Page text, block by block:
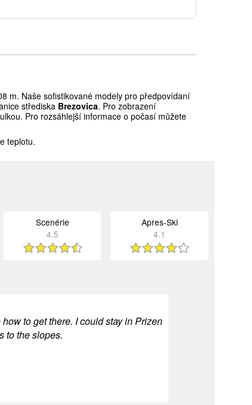
m. Naše sofistikované modely pro předpovídaní
střediska Brezovica. Pro zobrazení
Pro rozsáhlejší informace o počasí můžete
teplotu.
Scenérie
4.5
Apres-Ski
4.1
to get there. I could stay in Prizen
to the slopes.